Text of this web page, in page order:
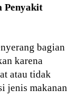
Penyakit
bagian
karena
atau tidak
jenis makanan